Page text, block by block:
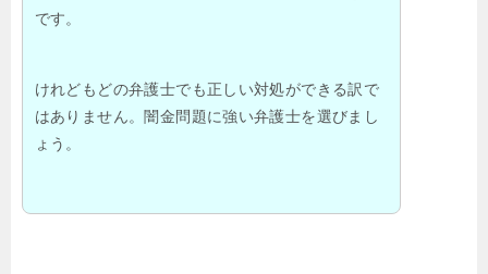
です。
けれどもどの弁護士でも正しい対処ができる訳で
はありません。闇金問題に強い弁護士を選びまし
ょう。